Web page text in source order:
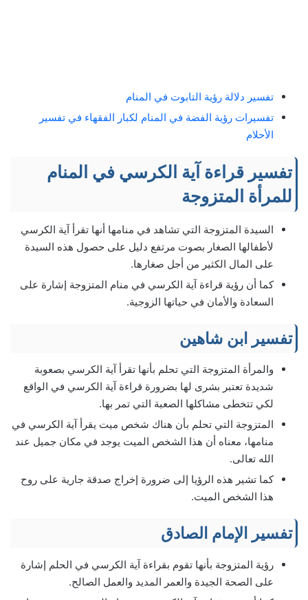
تفسير دلالة رؤية التابوت في المنام
تفسيرات رؤية الفضة في المنام لكبار الفقهاء في تفسير
الأحلام
تفسير قراءة آية الكرسي في المنام
للمرأة المتزوجة
السيدة المتزوجة التي تشاهد في منامها أنها تقرأ آية الكرسي
لأطفالها الصغار بصوت مرتفع دليل على حصول هذه السيدة
على المال الكثير من أجل صغارها.
كما أن رؤية قراءة آية الكرسي في منام المتزوجة إشارة على
السعادة والأمان في حياتها الزوجية.
تفسير ابن شاهين
والمرأة المتزوجة التي تحلم بأنها تقرأ آية الكرسي بصعوبة
شديدة تعتبر بشرى لها بضرورة قراءة آية الكرسي في الواقع
لكي تتخطى مشاكلها الصعبة التي تمر بها.
المتزوجة التي تحلم بأن هناك شخص ميت يقرأ آية الكرسي في
منامها، معناه أن هذا الشخص الميت يوجد في مكان جميل عند
الله تعالى.
كما تشير هذه الرؤيا إلى ضرورة إخراج صدقة جارية على روح
هذا الشخص الميت.
تفسير الإمام الصادق
رؤية المتزوجة بأنها تقوم بقراءة آية الكرسي في الحلم إشارة
على الصحة الجيدة والعمر المديد والعمل الصالح.